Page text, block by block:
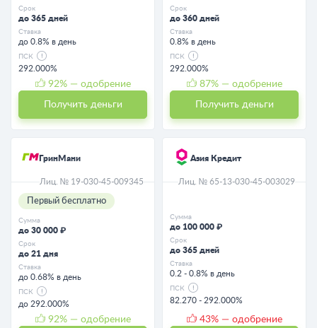
Срок
до 365 дней
Ставка
до 0.8% в день
ПСК
292.000%
92% — одобрение
Получить деньги
Срок
до 360 дней
Ставка
0.8% в день
ПСК
292.000%
87% — одобрение
Получить деньги
ГринМани
Лиц. № 19-030-45-009345
Первый бесплатно
Сумма
до 30 000 ₽
Срок
до 21 дня
Ставка
до 0.68% в день
ПСК
до 292.000%
92% — одобрение
Азия Кредит
Лиц. № 65-13-030-45-003029
Сумма
до 100 000 ₽
Срок
до 365 дней
Ставка
0.2 - 0.8% в день
ПСК
82.270 - 292.000%
43% — одобрение